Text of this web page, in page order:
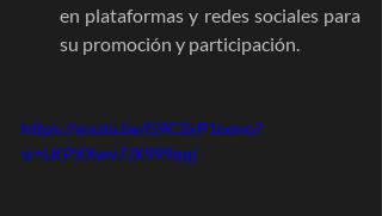
en plataformas y redes sociales para
su promoción y participación.
https://youtu.be/G9C2xP1oono?
si=LKPXXwv7JX999qqj